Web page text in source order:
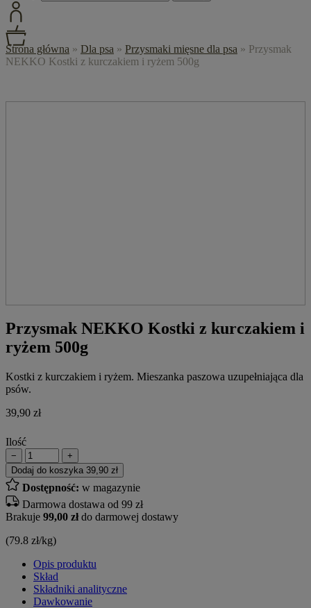
Strona główna » Dla psa » Przysmaki mięsne dla psa » Przysmak
NEKKO Kostki z kurczakiem i ryżem 500g
Przysmak NEKKO Kostki z kurczakiem i
ryżem 500g
Kostki z kurczakiem i ryżem. Mieszanka paszowa uzupełniająca dla
psów.
39,90 zł
Ilość
−
+
Dodaj do koszyka 39,90 zł
Dostępność: w magazynie
Darmowa dostawa od 99 zł
Brakuje 99,00 złdo darmowej dostawy
(79.8 zł/kg)
Opis produktu
Skład
Składniki analityczne
Dawkowanie